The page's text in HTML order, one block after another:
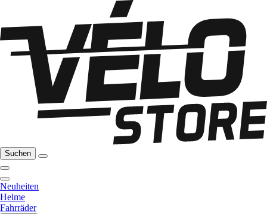
Suchen
Neuheiten
Helme
Fahrräder